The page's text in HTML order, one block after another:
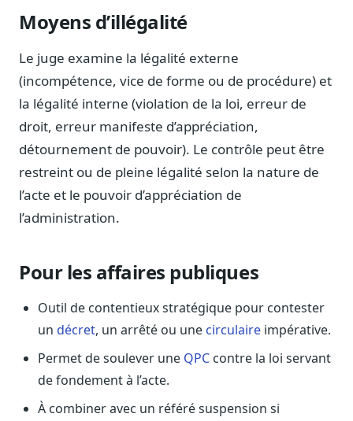
11 secteurs : énergie, santé, finance, numérique…
Cas d'usage concrets
Six cas pour gagner du temps
Conseil (Advisory)
17 guides sur le Parlement, la procédure, le plaidoyer
Analyses, méthodes, coulisses
Lexique parlementaire
Lexique par thème métier
23 flux indexés
Moyens d’illégalité
Le juge examine la légalité externe
(incompétence, vice de forme ou de procédure) et
la légalité interne (violation de la loi, erreur de
droit, erreur manifeste d’appréciation,
détournement de pouvoir). Le contrôle peut être
restreint ou de pleine légalité selon la nature de
l’acte et le pouvoir d’appréciation de
l’administration.
Pour les affaires publiques
Outil de contentieux stratégique pour contester
un décret, un arrêté ou une circulaire impérative.
Permet de soulever une QPC contre la loi servant
de fondement à l’acte.
À combiner avec un référé suspension si